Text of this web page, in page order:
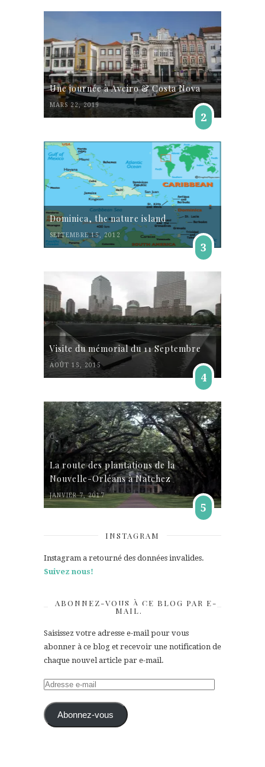
Une journée à Aveiro & Costa Nova
MARS 22, 2019
2
Dominica, the nature island
SEPTEMBRE 15, 2012
3
Visite du mémorial du 11 Septembre
AOÛT 15, 2015
4
La route des plantations de la
Nouvelle-Orléans à Natchez
JANVIER 7, 2017
5
INSTAGRAM
Instagram a retourné des données invalides.
Suivez nous!
ABONNEZ-VOUS À CE BLOG PAR E-
MAIL.
Saisissez votre adresse e-mail pour vous
abonner à ce blog et recevoir une notification de
chaque nouvel article par e-mail.
Adresse
mail Abonnez-vous